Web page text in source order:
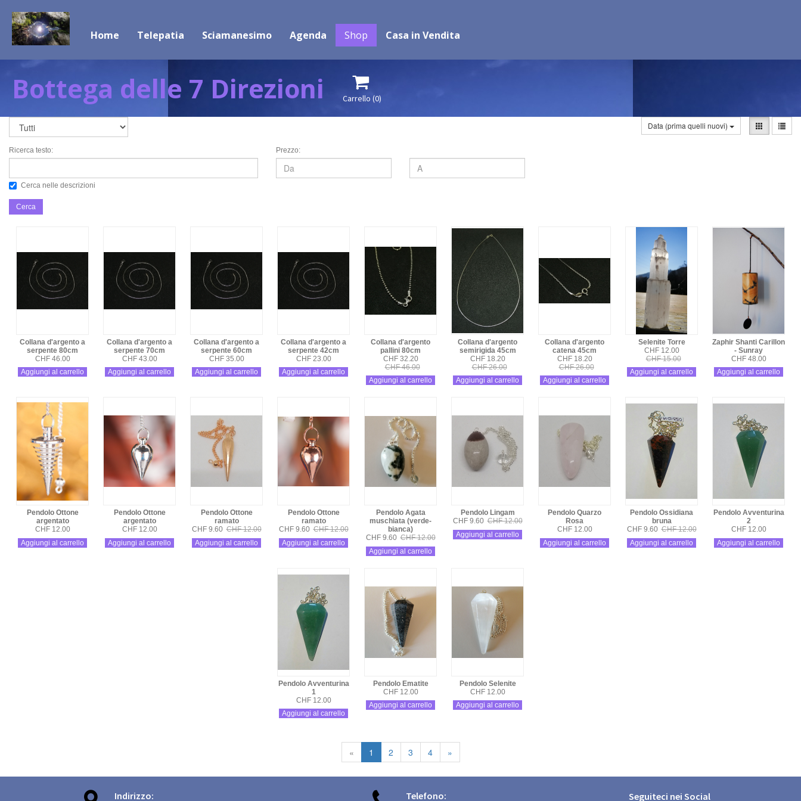
Home Telepatia Sciamanesimo Agenda Shop Casa in Vendita
Bottega delle 7 Direzioni 
Carrello (0)
Data (prima quelli nuovi)
Ricerca testo:
Cerca nelle descrizioni
Prezzo:
Cerca
Collana d'argento a
serpente 80cm
CHF 46.00
Aggiungi al carrello
Collana d'argento a
serpente 70cm
CHF 43.00
Aggiungi al carrello
Collana d'argento a
serpente 60cm
CHF 35.00
Aggiungi al carrello
Collana d'argento a
serpente 42cm
CHF 23.00
Aggiungi al carrello
Collana d'argento
pallini 80cm
CHF 32.20
CHF 46.00
Aggiungi al carrello
Collana d'argento
semirigida 45cm
CHF 18.20
CHF 26.00
Aggiungi al carrello
Collana d'argento
catena 45cm
CHF 18.20
CHF 26.00
Aggiungi al carrello
Selenite Torre
CHF 12.00
CHF 15.00
Aggiungi al carrello
Zaphir Shanti Carillon
- Sunray
CHF 48.00
Aggiungi al carrello
Pendolo Ottone
argentato
CHF 12.00
Aggiungi al carrello
Pendolo Ottone
argentato
CHF 12.00
Aggiungi al carrello
Pendolo Ottone
ramato
CHF 9.60 CHF 12.00
Aggiungi al carrello
Pendolo Ottone
ramato
CHF 9.60 CHF 12.00
Aggiungi al carrello
Pendolo Agata
muschiata (verde-
bianca)
CHF 9.60 CHF 12.00
Aggiungi al carrello
Pendolo Lingam
CHF 9.60 CHF 12.00
Aggiungi al carrello
Pendolo Quarzo
Rosa
CHF 12.00
Aggiungi al carrello
Pendolo Ossidiana
bruna
CHF 9.60 CHF 12.00
Aggiungi al carrello
Pendolo Avventurina
2
CHF 12.00
Aggiungi al carrello
Pendolo Avventurina
1
CHF 12.00
Aggiungi al carrello
Pendolo Ematite
CHF 12.00
Aggiungi al carrello
Pendolo Selenite
CHF 12.00
Aggiungi al carrello
« 1 2 3 4 »
Indirizzo: Telefono: Seguiteci nei Social